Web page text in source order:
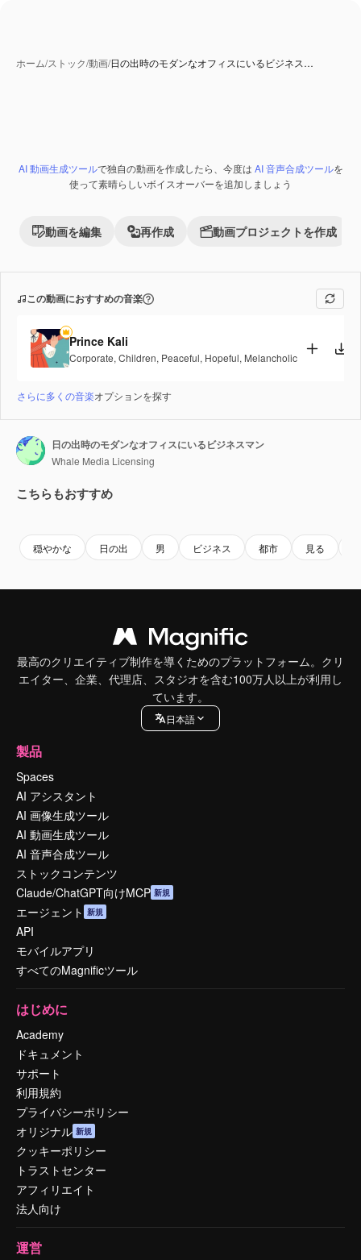
ホーム/ストック/動画/日の出時のモダンなオフィスにいるビジネス…
PremiumAI 生成コンテンツ
AI 動画生成ツールで独自の動画を作成したら、今度は AI 音声合成ツールを
使って素晴らしいボイスオーバーを追加しましょう
動画を編集 再作成 動画プロジェクトを作成
この動画におすすめの音楽
Prince Kali
Corporate, Children, Peaceful, Hopeful, Melancholic
さらに多くの音楽オプションを探す
日の出時のモダンなオフィスにいるビジネスマン
Whale Media Licensing
こちらもおすすめ
穏やかな 日の出 男 ビジネス 都市 見る
最高のクリエイティブ制作を導くためのプラットフォーム。クリ
エイター、企業、代理店、スタジオを含む100万人以上が利用し
ています。
日本語
製品
Spaces
AI アシスタント
AI 画像生成ツール
AI 動画生成ツール
AI 音声合成ツール
ストックコンテンツ
Claude/ChatGPT向けMCP 新規
エージェント 新規
API
モバイルアプリ
すべてのMagnificツール
はじめに
Academy
ドキュメント
サポート
利用規約
プライバシーポリシー
オリジナル 新規
クッキーポリシー
トラストセンター
アフィリエイト
法人向け
運営